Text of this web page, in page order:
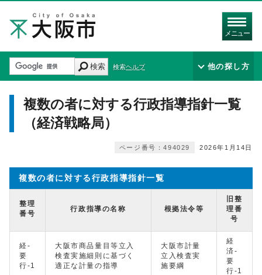
メニュー
検索 検索ヘルプ 他の探し方
複数の者に対する行政指導指針一覧
（経済戦略局）
2026年1月14日
ページ番号：494029
複数の者に対する行政指導指針一覧
整理
番号
行政指導の名称 根拠法令等
旧整
理番
号
経-
要
行-1
大阪市商品量目等立入
検査実施細則に基づく
適正な計量の指導
大阪市計量
立入検査実
施要綱
経
済-
要
行-1